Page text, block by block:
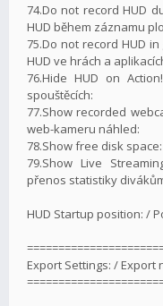
74.Do not record HUD
HUD během záznamu
75.Do not record HUD
HUD ve hrách a
76.Hide HUD on
spouštěcích:
77.Show recorded
web-kameru náhled:
78.Show free disk
79.Show Live
přenos statistiky
HUD Startup position: /
Export Settings: / Export